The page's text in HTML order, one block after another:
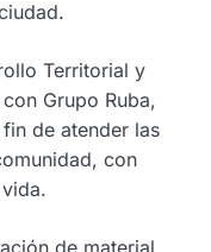
Territorial y
Grupo Ruba,
de atender las
con